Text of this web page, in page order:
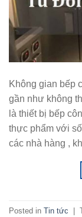
Không gian bếp
gần như không
là thiết bị bếp
thực phẩm với
các nhà hàng ,
Posted in Tin tức |